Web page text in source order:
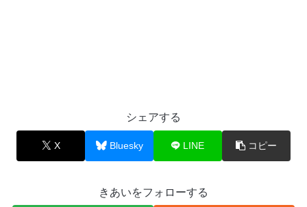
シェアする
X Bluesky LINE コピー
きあいをフォローする